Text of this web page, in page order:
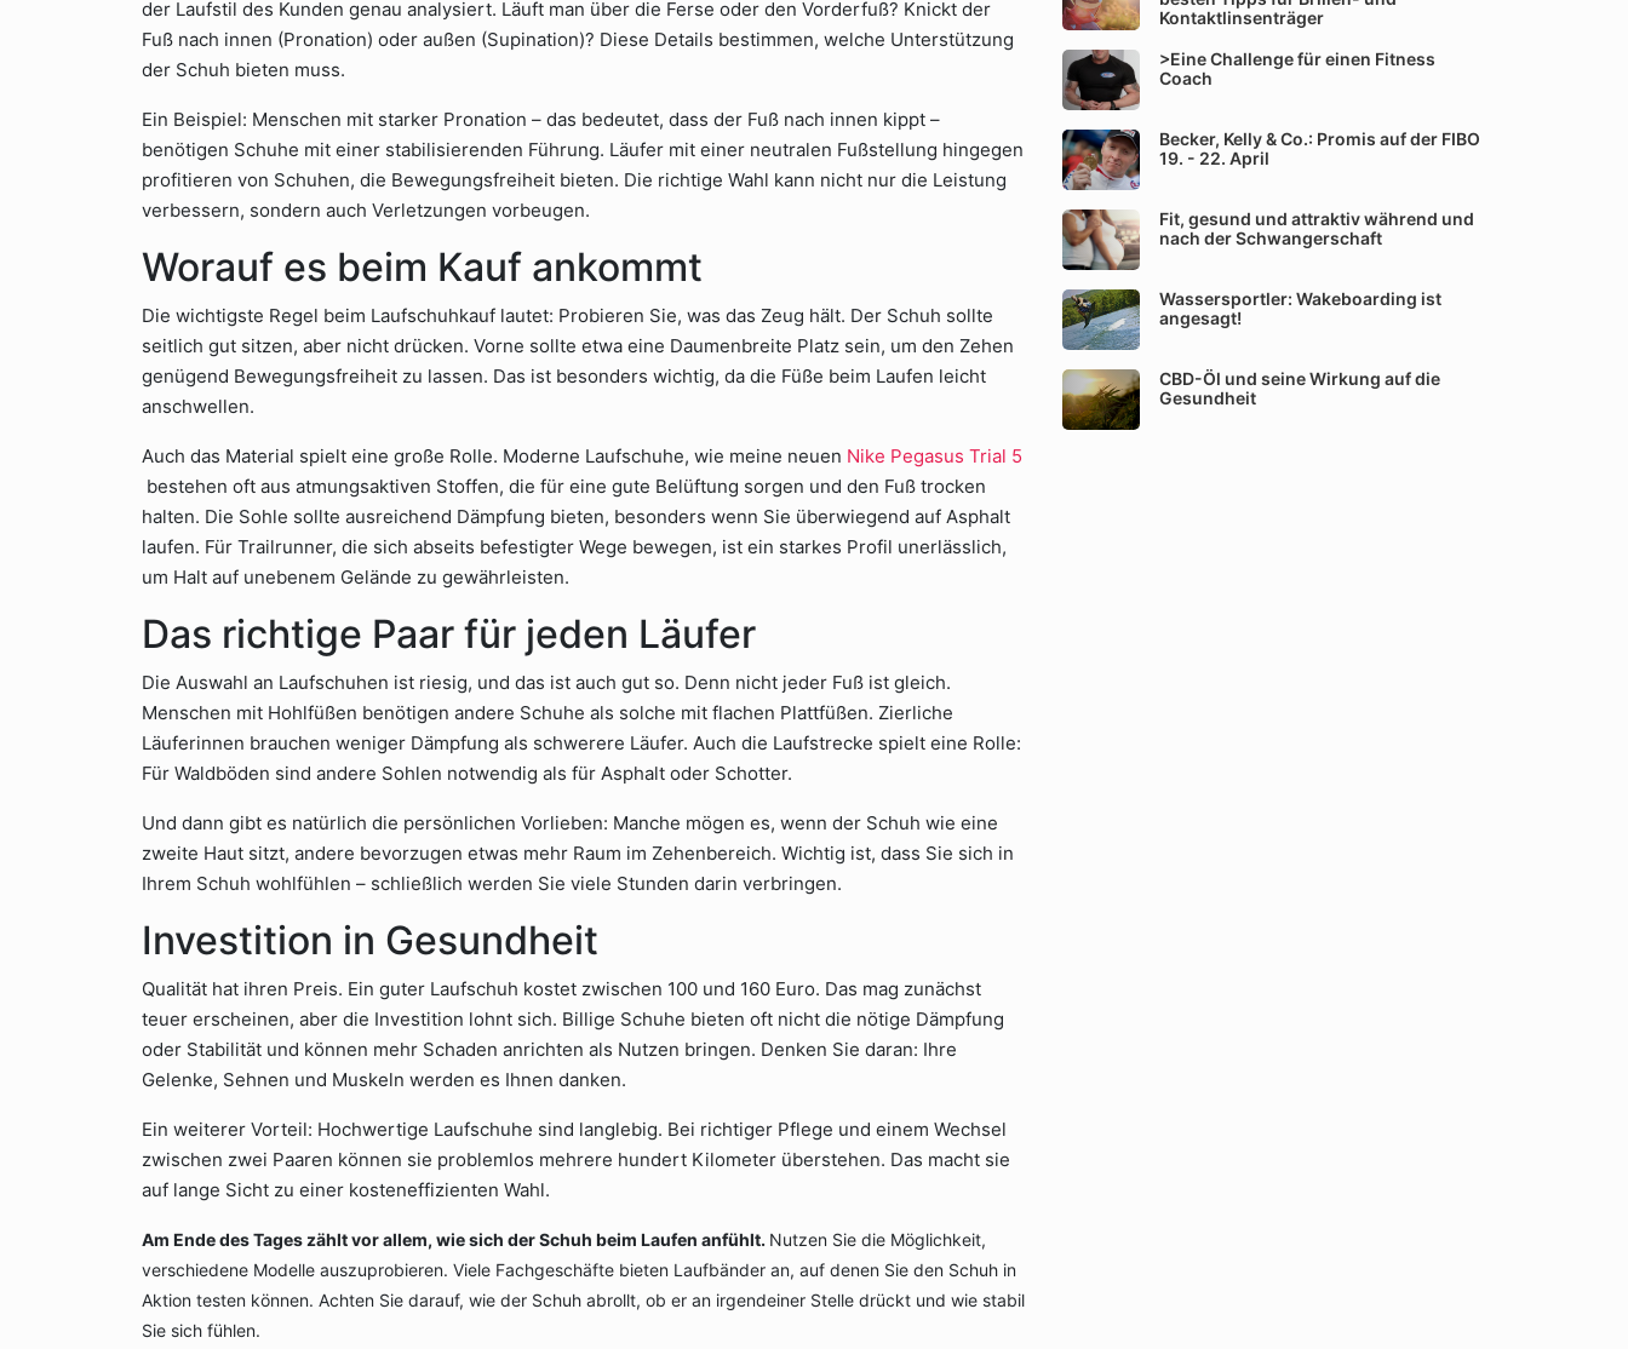
der Laufstil des Kunden genau analysiert. Läuft man über die Ferse oder den Vorderfuß? Knickt der
Fuß nach innen (Pronation) oder außen (Supination)? Diese Details bestimmen, welche Unterstützung
der Schuh bieten muss.
Ein Beispiel: Menschen mit starker Pronation – das bedeutet, dass der Fuß nach innen kippt –
benötigen Schuhe mit einer stabilisierenden Führung. Läufer mit einer neutralen Fußstellung hingegen
profitieren von Schuhen, die Bewegungsfreiheit bieten. Die richtige Wahl kann nicht nur die Leistung
verbessern, sondern auch Verletzungen vorbeugen.
Worauf es beim Kauf ankommt
Die wichtigste Regel beim Laufschuhkauf lautet: Probieren Sie, was das Zeug hält. Der Schuh sollte
seitlich gut sitzen, aber nicht drücken. Vorne sollte etwa eine Daumenbreite Platz sein, um den Zehen
genügend Bewegungsfreiheit zu lassen. Das ist besonders wichtig, da die Füße beim Laufen leicht
anschwellen.
Auch das Material spielt eine große Rolle. Moderne Laufschuhe, wie meine neuen Nike Pegasus Trial 5
bestehen oft aus atmungsaktiven Stoffen, die für eine gute Belüftung sorgen und den Fuß trocken
halten. Die Sohle sollte ausreichend Dämpfung bieten, besonders wenn Sie überwiegend auf Asphalt
laufen. Für Trailrunner, die sich abseits befestigter Wege bewegen, ist ein starkes Profil unerlässlich,
um Halt auf unebenem Gelände zu gewährleisten.
Das richtige Paar für jeden Läufer
Die Auswahl an Laufschuhen ist riesig, und das ist auch gut so. Denn nicht jeder Fuß ist gleich.
Menschen mit Hohlfüßen benötigen andere Schuhe als solche mit flachen Plattfüßen. Zierliche
Läuferinnen brauchen weniger Dämpfung als schwerere Läufer. Auch die Laufstrecke spielt eine Rolle:
Für Waldböden sind andere Sohlen notwendig als für Asphalt oder Schotter.
Und dann gibt es natürlich die persönlichen Vorlieben: Manche mögen es, wenn der Schuh wie eine
zweite Haut sitzt, andere bevorzugen etwas mehr Raum im Zehenbereich. Wichtig ist, dass Sie sich in
Ihrem Schuh wohlfühlen – schließlich werden Sie viele Stunden darin verbringen.
Investition in Gesundheit
Qualität hat ihren Preis. Ein guter Laufschuh kostet zwischen 100 und 160 Euro. Das mag zunächst
teuer erscheinen, aber die Investition lohnt sich. Billige Schuhe bieten oft nicht die nötige Dämpfung
oder Stabilität und können mehr Schaden anrichten als Nutzen bringen. Denken Sie daran: Ihre
Gelenke, Sehnen und Muskeln werden es Ihnen danken.
Ein weiterer Vorteil: Hochwertige Laufschuhe sind langlebig. Bei richtiger Pflege und einem Wechsel
zwischen zwei Paaren können sie problemlos mehrere hundert Kilometer überstehen. Das macht sie
auf lange Sicht zu einer kosteneffizienten Wahl.
Am Ende des Tages zählt vor allem, wie sich der Schuh beim Laufen anfühlt. Nutzen Sie die Möglichkeit,
verschiedene Modelle auszuprobieren. Viele Fachgeschäfte bieten Laufbänder an, auf denen Sie den Schuh in
Aktion testen können. Achten Sie darauf, wie der Schuh abrollt, ob er an irgendeiner Stelle drückt und wie stabil
Sie sich fühlen.
Kontaktlinsenträger
>Eine Challenge für einen Fitness
Coach
Becker, Kelly & Co.: Promis auf der FIBO
19. - 22. April
Fit, gesund und attraktiv während und
nach der Schwangerschaft
Wassersportler: Wakeboarding ist
angesagt!
CBD-Öl und seine Wirkung auf die
Gesundheit